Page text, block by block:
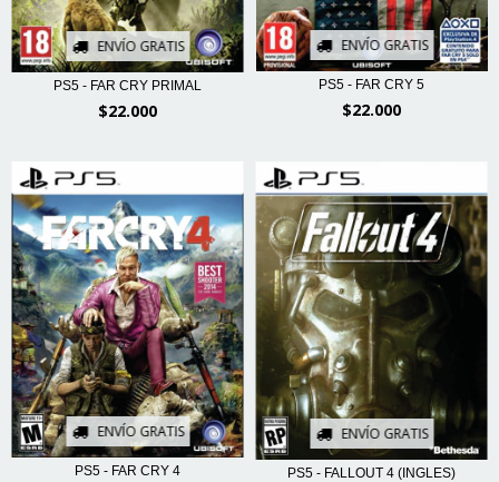
ENVÍO GRATIS
PS5 - FAR CRY PRIMAL
$22.000
ENVÍO GRATIS
PS5 - FAR CRY 5
$22.000
ENVÍO GRATIS
PS5 - FAR CRY 4
ENVÍO GRATIS
PS5 - FALLOUT 4 (INGLES)